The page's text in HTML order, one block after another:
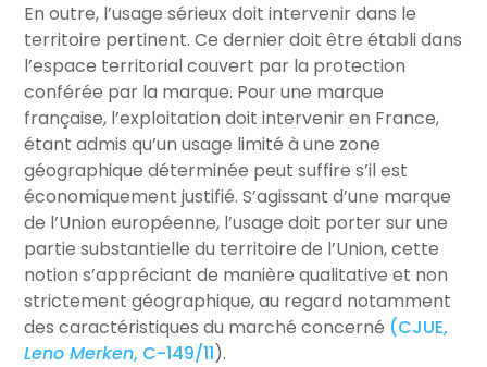
En outre, l’usage sérieux doit intervenir dans le
territoire pertinent. Ce dernier doit être établi dans
l’espace territorial couvert par la protection
conférée par la marque. Pour une marque
française, l’exploitation doit intervenir en France,
étant admis qu’un usage limité à une zone
géographique déterminée peut suffire s’il est
économiquement justifié. S’agissant d’une marque
de l’Union européenne, l’usage doit porter sur une
partie substantielle du territoire de l’Union, cette
notion s’appréciant de manière qualitative et non
strictement géographique, au regard notamment
des caractéristiques du marché concerné (CJUE,
Leno Merken, C-149/11).